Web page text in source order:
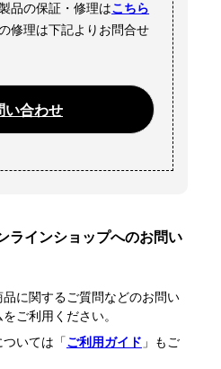
品の保証・修理はこちら
修理は下記よりお問合せ
い合わせ
ラインショップへのお問い
に関するご質問などのお問い
ご利用ください。
いては「ご利用ガイド 」もご